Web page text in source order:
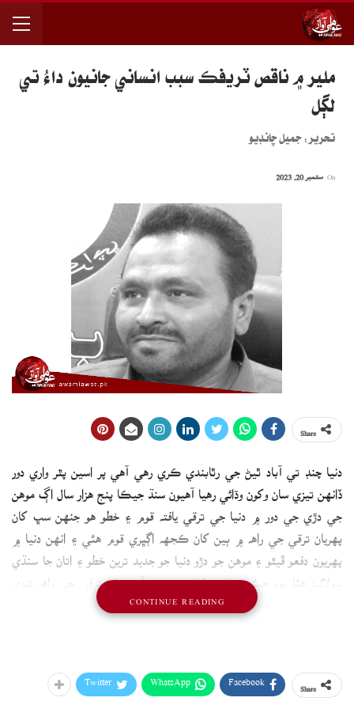
ملير ۾ ناقص ٽريفڪ سبب انساني جانيون داءُ تي
لڳل
تحرير: جميل چانڊيو
دنيا چنڊ تي آباد ٿيڻ جي رٿابندي ڪري رهي آهي پر اسين پٿر واري دور
ڏانهن تيزي سان وکون وڌائي رهيا آهيون سنڌ جيڪا پنج هزار سال اڳ موهن
جي دڙي جي دور ۾ دنيا جي ترقي يافته قوم ۽ خطو هو جنهن سڀ کان
پهريان ترقي جي راهه ۾ ٻين کان ڪجهه اڳڀري قوم هئي ۽ انهن دنيا ۾
پهريون دفعو ڦيٿو ۽ موهن جو دڙو دنيا جو جديد ترين خطو ۽ اتان جا سنڌي
سولائيز هئا پوءِ جيئن جيئن ملڪ وجود ۾ آيو تيئن ترقي جي راهه تيزي
جا ذريعا پيدا ڪيا. جيئن ئي هن ملڪ جي آزادي وجود ۾ آئي تيئن ئي
ترقي جي راهه هموار تي خاص طور تي ذوالفقار علي ڀٽو جي دور ۾ ملڪ ۾
Facebook
WhatsApp
Twitter